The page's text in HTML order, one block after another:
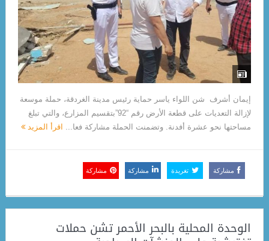
إيمان أشرف شن اللواء ياسر حماية رئيس مدينة الغردقة، حملة موسعة
لإزالة التعديات على قطعة الأرض رقم “92”بتقسيم المزارع، والتي تبلغ
مساحتها نحو عشرة أفدنة. وتضمنت الحملة مشاركة فعا... اقرأ المزيد
مشاركة تغريدة مشاركة مشاركة
الوحدة المحلية بالبحر الأحمر تشن حملات